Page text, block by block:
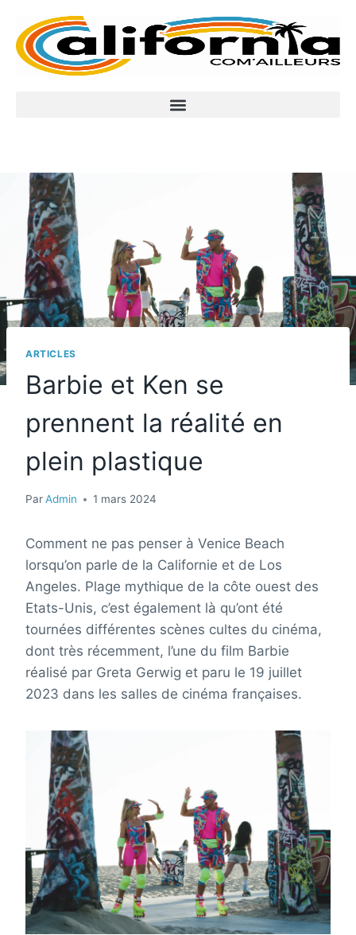
ARTICLES
Barbie et Ken se
prennent la réalité en
plein plastique
ParAdmin 1 mars 2024
Comment ne pas penser à Venice Beach
lorsqu’on parle de la Californie et de Los
Angeles. Plage mythique de la côte ouest des
Etats-Unis, c’est également là qu’ont été
tournées différentes scènes cultes du cinéma,
dont très récemment, l’une du film Barbie
réalisé par Greta Gerwig et paru le 19 juillet
2023 dans les salles de cinéma françaises.